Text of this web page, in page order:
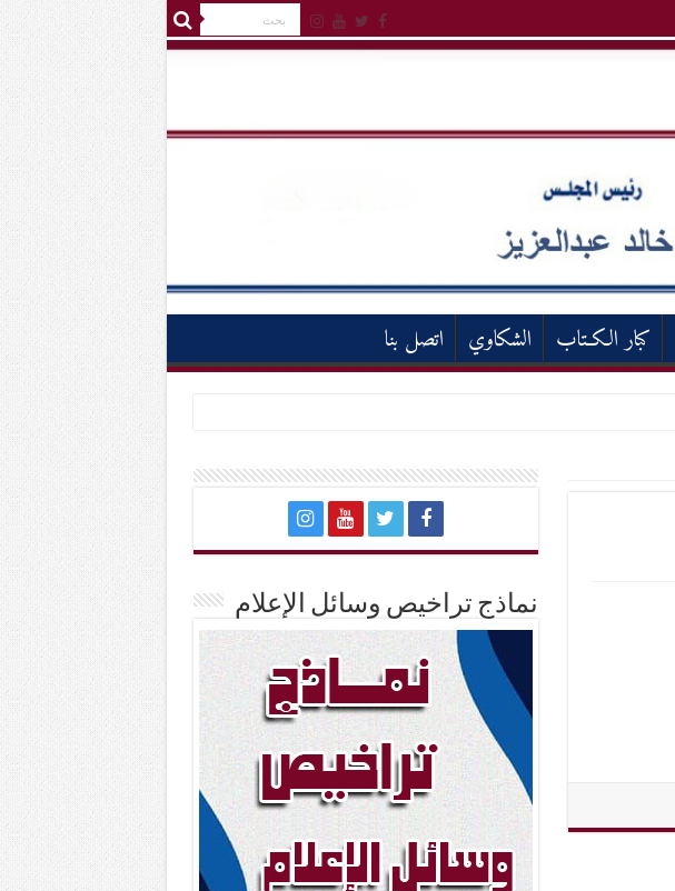
كبار الكـتاب الشكاوي اتصل بنا
نماذج تراخيص وسائل الإعلام